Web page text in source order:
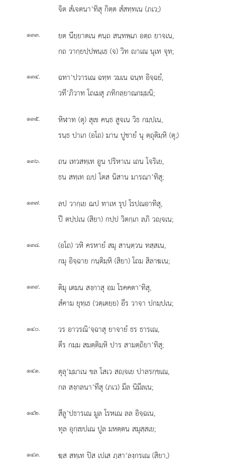
จิต สํเจตนา’ทิสุ กิตฺต สํสทฺทเน (ภเว;)
๑๓๓.
ยต นียฺยาตเน คนฺถ สนฺทพฺเภ อตฺถ ยาจเน,
กถ วากฺยปฺปพนฺเธ (จ) วิท าเณ นุเท จุท;
๑๓๔.
ฉทา’ปวารเณ ฉทฺท วมเน ฉนฺท อิจฺฉยํ,
วที’ภิวาท โถเมสุ ภทิกลฺยาณกมฺมนิ;
๑๓๕.
หิฬาท (ตุ) สุเข คนฺธ สูจเน วิธ กมฺปเน,
รนฺธ ปาเก (อโถ) มาน ปูชายํ นุ ตฺถุติมฺหิ (ตุ;)
๑๓๖.
ถน เทวสทฺเท อูน ปริหาเน เถน โจริเย,
ธน สทฺเท ป โตส นิสาน มารณา’ทิสุ;
๑๓๗.
ลป วากฺเย ฌป ทาเห รุป โรปณอาทิสุ,
ปี ตปฺปเน (สิยา) กปฺป วิตกฺเก ลภิ วฺจเน;
๑๓๘.
(อโถ) วหิ ครหายํ สมุ สานฺตฺวน ทสฺสเน,
กมุ อิจฺฉาย กนฺติมฺหิ (สิยา) โถม สิลาฆเน;
๑๓๙.
ติมุ เตมน สงฺกาสุ อม โรคคตา’ทิสุ,
สํคาม ยุทฺเธ (วตฺเตยฺย) อีร วาจา ปกมฺปเน;
๑๔๐.
วร อาวรณิ’จฺฉาสุ ยาจายํ ธร ธารเณ,
ตีร กมฺม สมตฺติมฺหิ ปาร สามตฺถิยา’ทิสุ;
๑๔๑.
ตุลุ’มฺมาเน ขล โสเว สฺจเย ปาลรกฺขเณ,
กล สงฺกลนา’ทีสุ (ภเว) มีล นิมีลเน;
๑๔๒.
สีลู’ปธารเณ มูล โรหเณ ลล อิจฺฉเน,
ทุล อุกฺเขปเณ ปูล มหตฺตน สมุสฺสเย;
๑๔๓.
ฆุส สทฺเท ปิส เปเส ภุสา’ลงฺกรเณ (สิยา,)